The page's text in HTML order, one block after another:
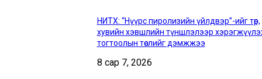
НИТХ: “Нүүрс пиролизийн үйлдвэр”-ийг төр,
хувийн хэвшлийн түншлэлээр
тогтоолын төслийг дэмжжээ
8 сар 7, 2026